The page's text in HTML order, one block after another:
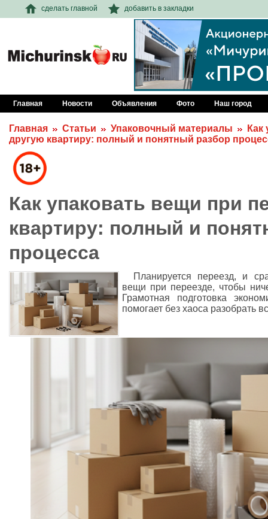
сделать главной добавить в закладки
Главная Новости Объявления Фото Наш город
Главная Статьи Упаковочный материалы
Как
другую квартиру: полный и понятный разбор
Как упаковать вещи при
квартиру: полный и
процесса
Планируется переезд, и
вещи при переезде, чтобы
Грамотная подготовка
помогает без хаоса разобрать